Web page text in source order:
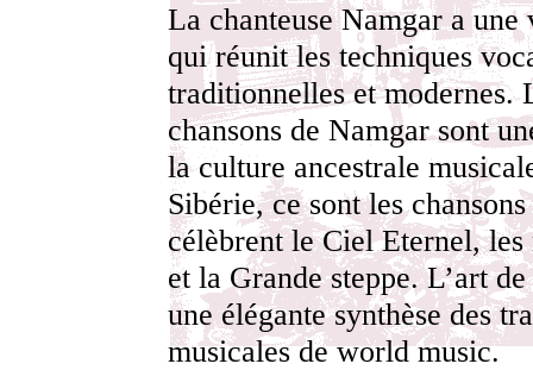
La chanteuse Namgar a
qui réunit les techniques
traditionnelles et modernes.
chansons de Namgar sont
la culture ancestrale
Sibérie, ce sont les
célèbrent le Ciel Eternel, les
et la Grande steppe. L’art
une élégante synthèse des
musicales de world music.